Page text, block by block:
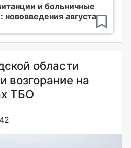
и больничные
нововведения августа
области
возгорание на
ТБО